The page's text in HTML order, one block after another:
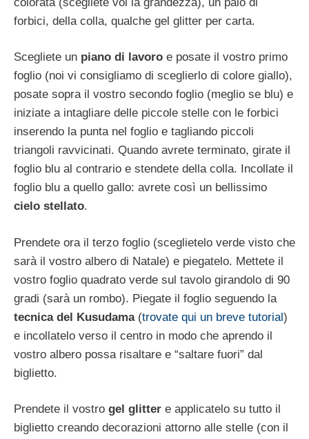
forbici, della colla, qualche gel glitter per carta.
Scegliete un piano di lavoro e posate il vostro primo
foglio (noi vi consigliamo di sceglierlo di colore giallo),
posate sopra il vostro secondo foglio (meglio se blu) e
iniziate a intagliare delle piccole stelle con le forbici
inserendo la punta nel foglio e tagliando piccoli
triangoli ravvicinati. Quando avrete terminato, girate il
foglio blu al contrario e stendete della colla. Incollate il
foglio blu a quello gallo: avrete così un bellissimo
cielo stellato.
Prendete ora il terzo foglio (sceglietelo verde visto che
sarà il vostro albero di Natale) e piegatelo. Mettete il
vostro foglio quadrato verde sul tavolo girandolo di 90
gradi (sarà un rombo). Piegate il foglio seguendo la
tecnica del Kusudama(trovate qui un breve tutorial)
e incollatelo verso il centro in modo che aprendo il
vostro albero possa risaltare e “saltare fuori” dal
biglietto.
Prendete il vostro gel glitter e applicatelo su tutto il
biglietto creando decorazioni attorno alle stelle (con il